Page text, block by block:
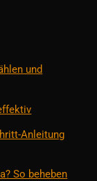
und
Anleitung
So beheben